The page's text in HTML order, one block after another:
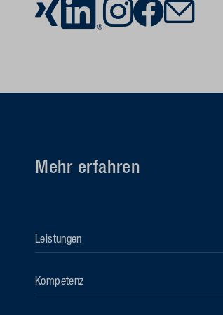
Mehr erfahren
Leistungen
Kompetenz